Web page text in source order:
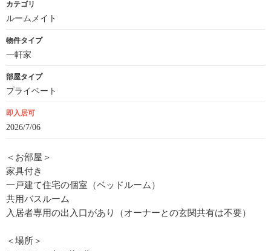
カテゴリ
ルームメイト
物件タイプ
一軒家
部屋タイプ
プライベート
即入居可
2026/7/06
＜お部屋＞
家具付き
一戸建て住宅の個室（ベッドルーム）
共用バスルーム
入居者専用の出入口があり（オーナーとの玄関共有は不要）
＜場所＞